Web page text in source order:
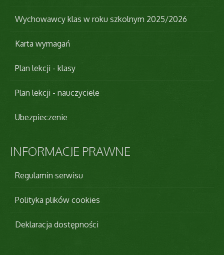
Wychowawcy klas w roku szkolnym 2025/2026
Karta wymagań
Plan lekcji - klasy
Plan lekcji - nauczyciele
Ubezpieczenie
INFORMACJE PRAWNE
Regulamin serwisu
Polityka plików cookies
Deklaracja dostępności